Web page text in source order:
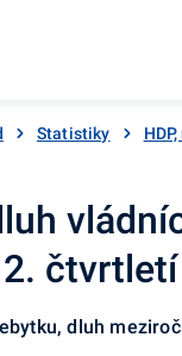
Statistiky
dluh